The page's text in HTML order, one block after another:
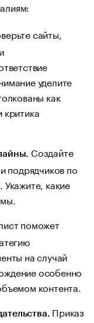
сайты,
уделите
как
критика
Создайте
подрядчиков по
какие
поможет
на случай
особенно
контента.
Приказ